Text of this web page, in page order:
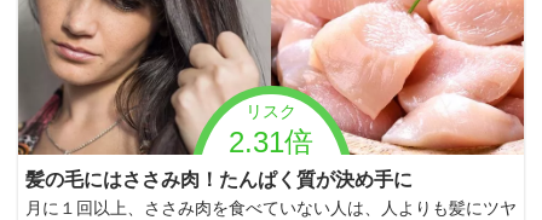
リスク
2.31倍
髪の毛にはささみ肉！たんぱく質が決め手に
月に１回以上、ささみ肉を食べていない人は、人よりも髪にツヤ